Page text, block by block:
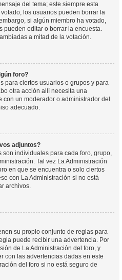
del tema; este siempre esta
los usuarios pueden borrar la
si algún miembro ha votado,
pueden editar o borrar la encuesta.
a mitad de la votación.
foro?
para ciertos usuarios o grupos y para
otra acción allí necesita una
un moderador o administrador del
adecuado.
adjuntos?
son individuales para cada foro, grupo,
Tal vez La Administración
en que se encuentra o solo ciertos
con La Administración si no está
archivos.
su propio conjunto de reglas para
puede recibir una advertencia. Por
de La Administración del foro, y
con las advertencias dadas en este
del foro si no está seguro de